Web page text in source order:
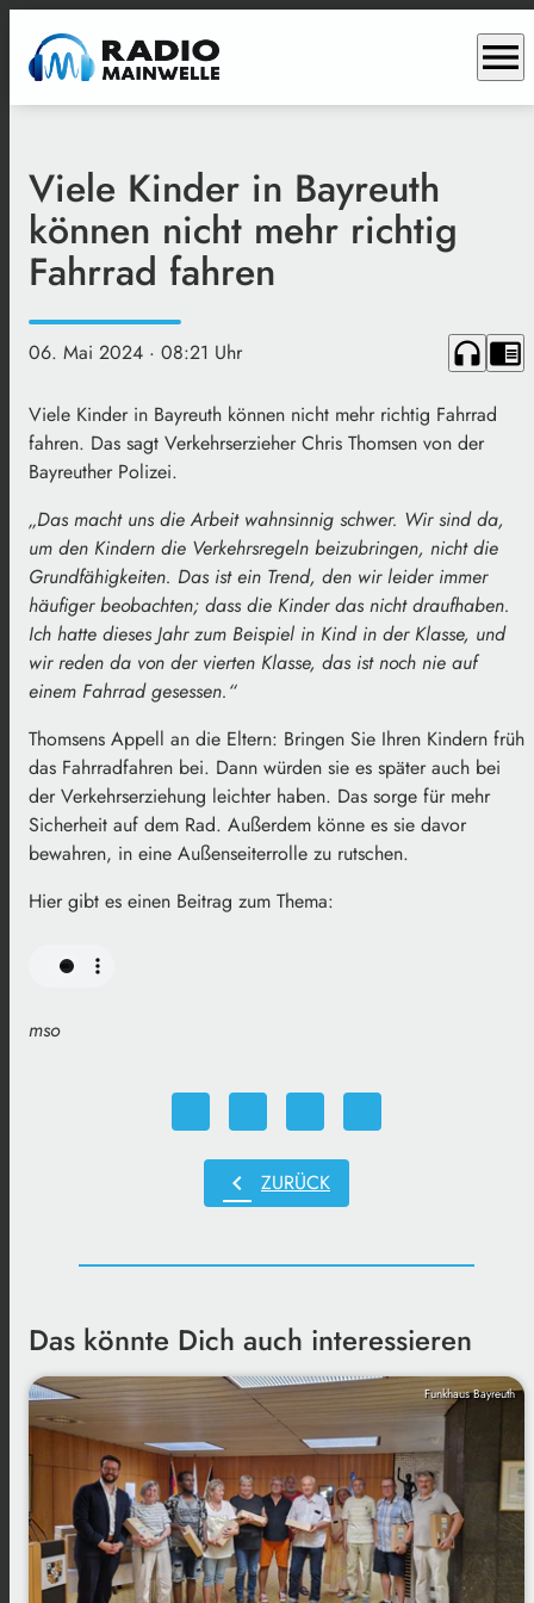
menu
Viele Kinder in Bayreuth
können nicht mehr richtig
Fahrrad fahren
06. Mai 2024 · 08:21 Uhr headphones chrome_reader_mode
Viele Kinder in Bayreuth können nicht mehr richtig Fahrrad
fahren. Das sagt Verkehrserzieher Chris Thomsen von der
Bayreuther Polizei.
„Das macht uns die Arbeit wahnsinnig schwer. Wir sind da,
um den Kindern die Verkehrsregeln beizubringen, nicht die
Grundfähigkeiten. Das ist ein Trend, den wir leider immer
häufiger beobachten; dass die Kinder das nicht draufhaben.
Ich hatte dieses Jahr zum Beispiel in Kind in der Klasse, und
wir reden da von der vierten Klasse, das ist noch nie auf
einem Fahrrad gesessen.“
Thomsens Appell an die Eltern: Bringen Sie Ihren Kindern früh
das Fahrradfahren bei. Dann würden sie es später auch bei
der Verkehrserziehung leichter haben. Das sorge für mehr
Sicherheit auf dem Rad. Außerdem könne es sie davor
bewahren, in eine Außenseiterrolle zu rutschen.
Hier gibt es einen Beitrag zum Thema:
mso
chevron_left ZURÜCK
Das könnte Dich auch interessieren
Funkhaus Bayreuth